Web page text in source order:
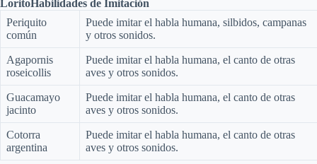
LoritoHabilidades de Imitación
Periquito
común
Puede imitar el habla humana, silbidos, campanas
y otros sonidos.
Agapornis
roseicollis
Puede imitar el habla humana, el canto de otras
aves y otros sonidos.
Guacamayo
jacinto
Puede imitar el habla humana, el canto de otras
aves y otros sonidos.
Cotorra
argentina
Puede imitar el habla humana, el canto de otras
aves y otros sonidos.